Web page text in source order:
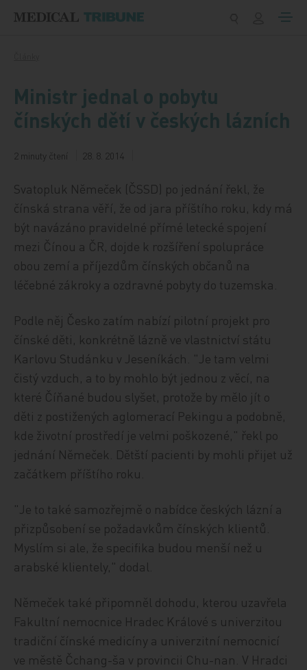
Ministr jednal o pobytu
čínských dětí v českých lázních
2 minuty čtení 28. 8. 2014
Svatopluk Němeček (ČSSD) po jednání řekl, že
čínská strana věří, že od jara příštího roku, kdy má
být navázáno pravidelné přímé letecké spojení
mezi Čínou a ČR, dojde k rozšíření spolupráce
obou zemí a příjezdům čínských občanů na
léčebné zákroky a ozdravné pobyty do tuzemska.
Podle něj Česko zatím nabízí pilotní projekt pro
čínské děti, konkrétně lázně ve vlastnictví státu
Karlovu Studánku v Jeseníkách. "Je tam velmi
čistý vzduch, a to by mohlo být jednou z věcí, na
které Číňané budou slyšet, protože by mělo jít o
děti z postižených aglomerací Pekingu a podobně,
kde životní prostředí je velmi poškozené," řekl po
jednání Němeček. Dětští pacienti by mohli přijet už
začátkem příštího roku.
"Je to také samozřejmě o nabídce českých lázní a
přizpůsobení se požadavkům čínských klientů.
Myslím si ale, že specifika budou menší než u
arabské klientely," dodal.
Němeček také připomněl dohodu, kterou uzavřela
Fakultní nemocnice Hradec Králové s univerzitou
tradiční čínské medicíny a univerzitní nemocnicí
ve městě Čchang-ša v provincii Chu-nan. V Hradci